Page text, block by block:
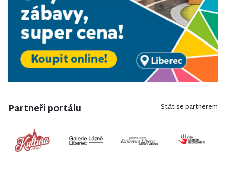
Partneři portálu Stát se partnerem